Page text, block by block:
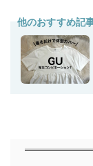
他のおすすめ記